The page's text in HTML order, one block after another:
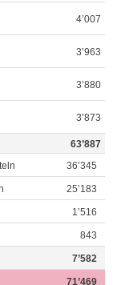
4’007
3’963
3’880
3’873
63’887
36’345
25’183
1’516
843
7’582
71’469